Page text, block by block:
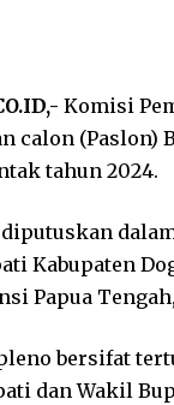
Komisi
calon (Paslon)
tahun 2024.
Kabupaten
Papua
bersifat
dan Wakil